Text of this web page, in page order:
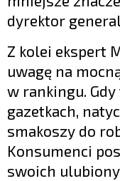
dyrektor
Z kolei ekspert
uwagę na
w rankingu.
gazetkach,
smakoszy do
Konsumenci
swoich